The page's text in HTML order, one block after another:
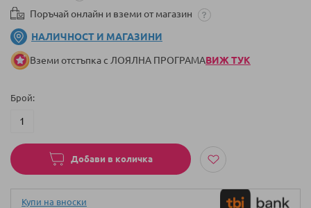
Поръчай онлайн и вземи от магазин
НАЛИЧНОСТ И МАГАЗИНИ
Вземи отстъпка с ЛОЯЛНА ПРОГРАМАВИЖ ТУК
Брой
Добави в количка
Купи на вноски